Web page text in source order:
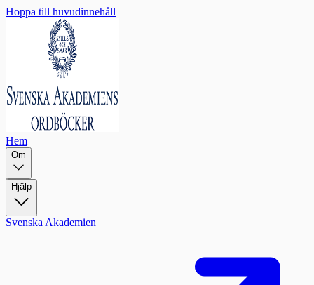
Hoppa till huvudinnehåll
Hem
Om
Hjälp
Svenska Akademien